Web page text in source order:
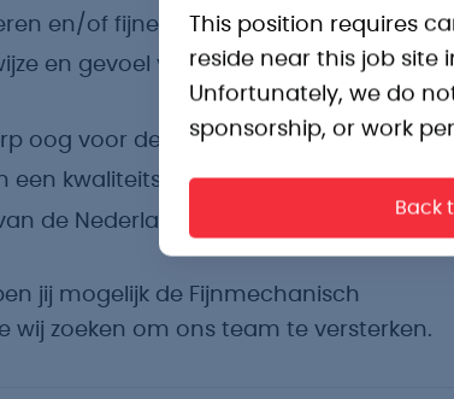
This position requires
reside near this job site
Unfortunately, we do
sponsorship, or work
Back
en/of fijne
en gevoel voor precisiewerk met
oog voor detail.
een kwaliteitsgerichte instelling.
de Nederlandse taal, zowel in
jij mogelijk de Fijnmechanisch
wij zoeken om ons team te versterken.